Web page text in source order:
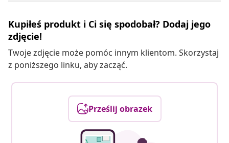
Kupiłeś produkt i Ci się spodobał? Dodaj jego
zdjęcie!
Twoje zdjęcie może pomóc innym klientom. Skorzystaj
z poniższego linku, aby zacząć.
Prześlij obrazek